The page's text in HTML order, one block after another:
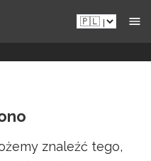
znaleźć tego,